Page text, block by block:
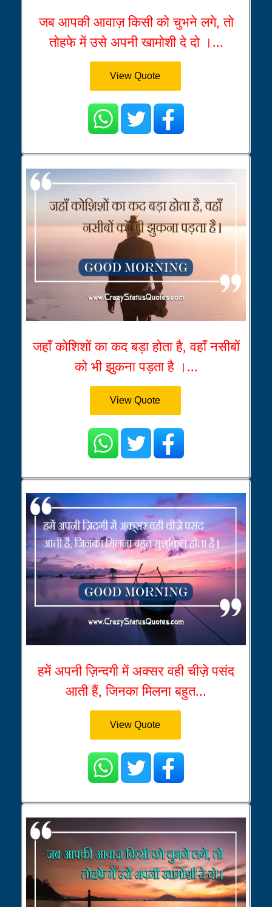
जब आपकी आवाज़ किसी को चुभने लगे, तो
तोहफे में उसे अपनी खामोशी दे दो ।...
View Quote
जहाँ कोशिशों का कद बड़ा होता है, वहाँ नसीबों
को भी झुकना पड़ता है ।...
View Quote
हमें अपनी ज़िन्दगी में अक्सर वही चीज़े पसंद
आती हैं, जिनका मिलना बहुत...
View Quote